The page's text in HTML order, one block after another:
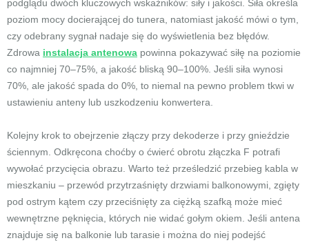
podglądu dwóch kluczowych wskaźników: siły i jakości. Siła określa
poziom mocy docierającej do tunera, natomiast jakość mówi o tym,
czy odebrany sygnał nadaje się do wyświetlenia bez błędów.
Zdrowa instalacja antenowa powinna pokazywać siłę na poziomie
co najmniej 70–75%, a jakość bliską 90–100%. Jeśli siła wynosi
70%, ale jakość spada do 0%, to niemal na pewno problem tkwi w
ustawieniu anteny lub uszkodzeniu konwertera.
Kolejny krok to obejrzenie złączy przy dekoderze i przy gnieździe
ściennym. Odkręcona choćby o ćwierć obrotu złączka F potrafi
wywołać przycięcia obrazu. Warto też prześledzić przebieg kabla w
mieszkaniu – przewód przytrzaśnięty drzwiami balkonowymi, zgięty
pod ostrym kątem czy przeciśnięty za ciężką szafką może mieć
wewnętrzne pęknięcia, których nie widać gołym okiem. Jeśli antena
znajduje się na balkonie lub tarasie i można do niej podejść